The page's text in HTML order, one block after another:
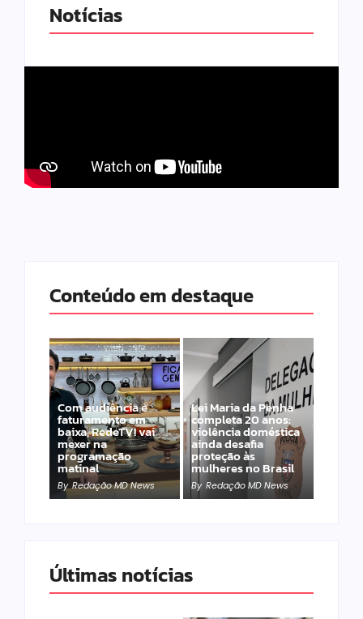
Notícias
Conteúdo em destaque
Com audiência e
faturamento em
baixa, RedeTV! vai
mexer na
programação
matinal
By Redação MD News
Lei Maria da Penha
completa 20 anos:
violência doméstica
ainda desafia
proteção às
mulheres no Brasil
By Redação MD News
Últimas notícias